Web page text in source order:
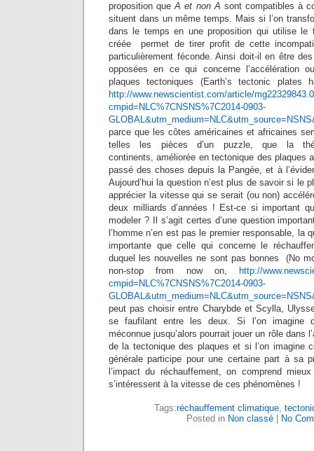
proposition que A et non A sont compatibles à
situent dans un même temps. Mais si l’on
dans le temps en une proposition qui utilise le
créée permet de tirer profit de cette
particulièrement féconde. Ainsi doit-il en être
opposées en ce qui concerne l’accélération
plaques tectoniques (Earth’s tectonic plates
http://www.newscientist.com/article/
cmpid=NLC%7CNSNS%7C2014-0903-
parce que les côtes américaines et africaines
telles les pièces d’un puzzle, que la
continents, améliorée en tectonique des plaques
passé des choses depuis la Pangée, et à
Aujourd’hui la question n’est plus de savoir si le
apprécier la vitesse qui se serait (ou non)
deux milliards d’années ! Est-ce si important
modeler ? Il s’agit certes d’une question
l’homme n’en est pas le premier responsable, la
importante que celle qui concerne le
duquel les nouvelles ne sont pas bonnes (No
non-stop from now on,
http://
cmpid=NLC%7CNSNS%7C2014-0903-
peut pas choisir entre Charybde et Scylla,
se faufilant entre les deux. Si l’on imagine
méconnue jusqu’alors pourrait jouer un rôle dans
de la tectonique des plaques et si l’on imagine
générale participe pour une certaine part à sa
l’impact du réchauffement, on comprend
s’intéressent à la vitesse de ces phénomènes !
Tags:réchauffement climatique,
Posted in Non classé| No